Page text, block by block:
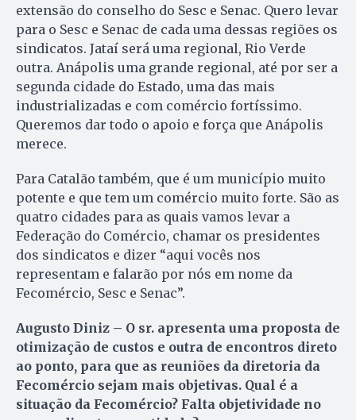
extensão do conselho do Sesc e Senac. Quero levar
para o Sesc e Senac de cada uma dessas regiões os
sindicatos. Jataí será uma regional, Rio Verde
outra. Anápolis uma grande regional, até por ser a
segunda cidade do Estado, uma das mais
industrializadas e com comércio fortíssimo.
Queremos dar todo o apoio e força que Anápolis
merece.
Para Catalão também, que é um município muito
potente e que tem um comércio muito forte. São as
quatro cidades para as quais vamos levar a
Federação do Comércio, chamar os presidentes
dos sindicatos e dizer “aqui vocês nos
representam e falarão por nós em nome da
Fecomércio, Sesc e Senac”.
Augusto Diniz – O sr. apresenta uma proposta de
otimização de custos e outra de encontros direto
ao ponto, para que as reuniões da diretoria da
Fecomércio sejam mais objetivas. Qual é a
situação da Fecomércio? Falta objetividade no